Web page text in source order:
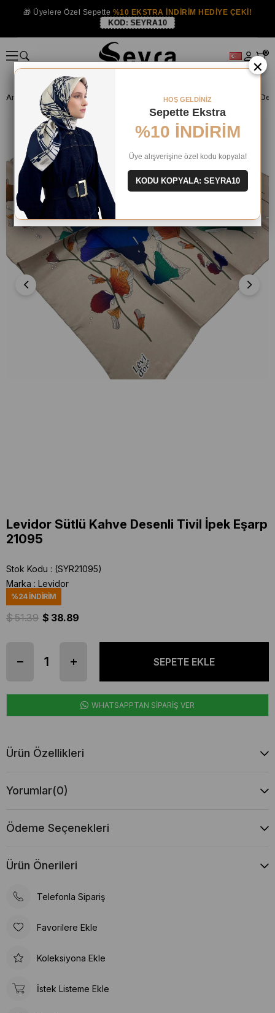
🎁 Üyelere Özel Sepette %10 EKSTRA İNDİRİM HEDİYE ÇEKİ!
KOD: SEYRA10
0
Anasayfa İPEK EŞARP Levidor İpek Eşarp Levidor Sütlü Kahve
Levidor Sütlü Kahve Desenli Tivil İpek Eşarp
21095
Stok Kodu
(SYR21095)
Marka : Levidor
%24İNDIRIM
$ 51.39 $ 38.89
WHATSAPPTAN SİPARİŞ VER
Ürün Özellikleri
Yorumlar(0)
Ödeme Seçenekleri
Ürün Önerileri
Telefonla Sipariş
Favorilere Ekle
Koleksiyona Ekle
İstek Listeme Ekle
×
HOŞ GELDİNİZ
Sepette Ekstra
%10 İNDİRİM
Üye alışverişine özel kodu kopyala!
KODU KOPYALA: SEYRA10